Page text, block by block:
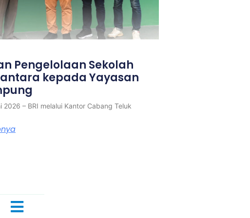
Pengelolaan Sekolah
kepada Yayasan
2026 – BRI melalui Kantor Cabang Teluk